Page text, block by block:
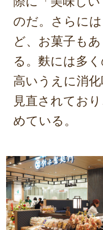
のだ。さらに
ど、お菓子も
る。麩には多
高いうえに消
見直されてお
めている。